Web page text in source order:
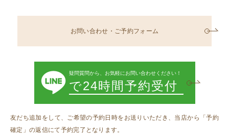
お問い合わせ・ご予約フォーム
疑問質問から、お気軽にお問い合わせください！
で24時間予約受付
友だち追加をして、ご希望の予約日時をお送りいただき、当店から「予約
確定」の返信にて予約完了となります。